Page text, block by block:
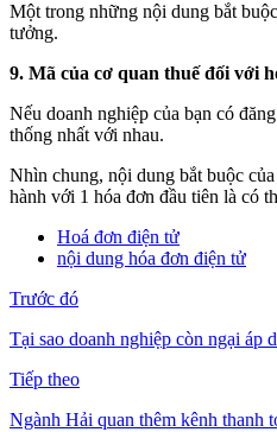
Một trong những nội dung bắt
tưởng.
9. Mã của cơ quan thuế đối với
Nếu doanh nghiệp của bạn có
thống nhất với nhau.
Nhìn chung, nội dung bắt buộc
hành với 1 hóa đơn đầu tiên là có
Hoá đơn điện tử
nội dung hóa đơn điện tử
Trước đó
Tại sao doanh nghiệp còn ngại áp
Tiếp theo
Ngành Hải quan thêm kênh thanh